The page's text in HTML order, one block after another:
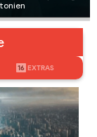
16 EXTRAS